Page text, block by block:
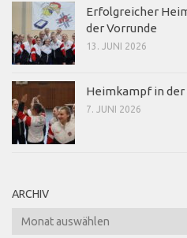
Erfolgreicher
der Vorrunde
13. JUNI 2026
Heimkampf in der
7. JUNI 2026
ARCHIV
Archiv